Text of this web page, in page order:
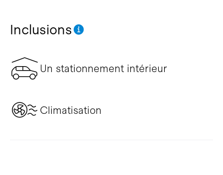
Inclusions
Un stationnement intérieur
Climatisation